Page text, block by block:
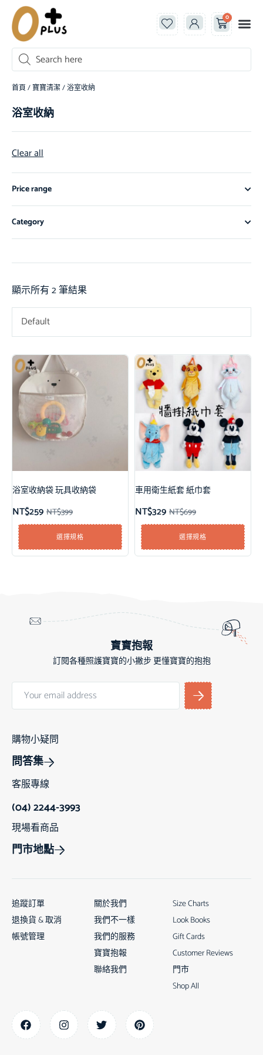
0
首頁/寶寶清潔 / 浴室收納
浴室收納
Clear all
Price range
Category
顯示所有 2 筆結果
Default
浴室收納袋 玩具收納袋
NT$399
NT$259
選擇規格
車用衛生紙套 紙巾套
NT$699
NT$329
選擇規格
寶寶抱報
訂閱各種照護寶寶的小撇步 更懂寶寶的抱抱
購物小疑問
問答集
客服專線
(04) 2244-3993
現場看商品
門市地點
Size Charts
Look Books
Gift Cards
Customer Reviews
門市
Shop All
關於我們
我們不一樣
我們的服務
寶寶抱報
聯絡我們
追蹤訂單
退換貨 & 取消
帳號管理